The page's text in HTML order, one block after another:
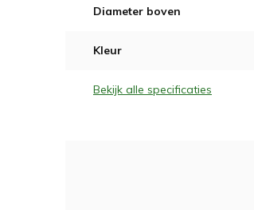
Diameter boven
Kleur
Bekijk alle specificaties